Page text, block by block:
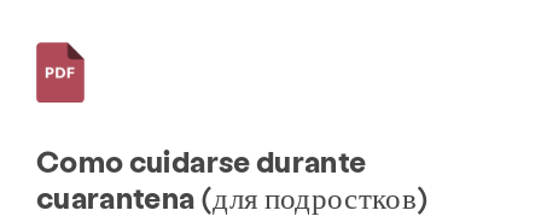
Библиотека ресурсов
Справочник родственных организаций
Como cuidarse durante
cuarantena (для подростков)